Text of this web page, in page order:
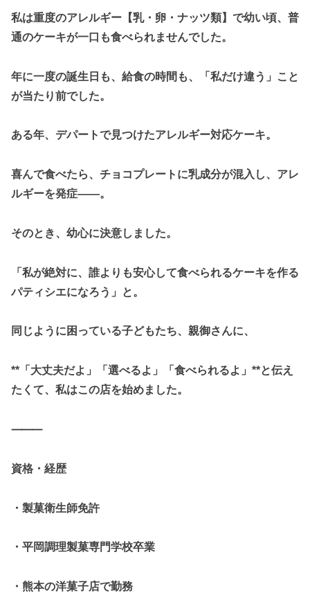
私は重度のアレルギー【乳・卵・ナッツ類】で幼い頃、普
通のケーキが一口も食べられませんでした。
年に一度の誕生日も、給食の時間も、「私だけ違う」こと
が当たり前でした。
ある年、デパートで見つけたアレルギー対応ケーキ。
喜んで食べたら、チョコプレートに乳成分が混入し、アレ
ルギーを発症――。
そのとき、幼心に決意しました。
「私が絶対に、誰よりも安心して食べられるケーキを作る
パティシエになろう」と。
同じように困っている子どもたち、親御さんに、
**「大丈夫だよ」「選べるよ」「食べられるよ」**と伝え
たくて、私はこの店を始めました。
⸻
資格・経歴
・製菓衛生師免許
・平岡調理製菓専門学校卒業
・熊本の洋菓子店で勤務